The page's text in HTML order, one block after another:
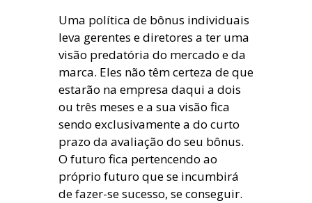
Uma política de bônus individuais
leva gerentes e diretores a ter uma
visão predatória do mercado e da
marca. Eles não têm certeza de que
estarão na empresa daqui a dois
ou três meses e a sua visão fica
sendo exclusivamente a do curto
prazo da avaliação do seu bônus.
O futuro fica pertencendo ao
próprio futuro que se incumbirá
de fazer-se sucesso, se conseguir.